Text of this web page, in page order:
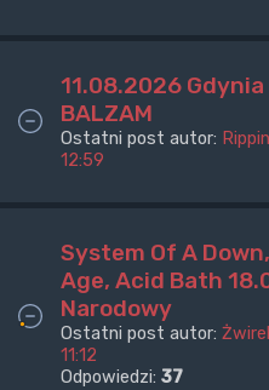
11.08.2026 Gdynia
BALZAM
Ostatni post autor:
12:59
System Of A
Age, Acid Bath
Narodowy
Ostatni post autor:
11:12
Odpowiedzi: 37